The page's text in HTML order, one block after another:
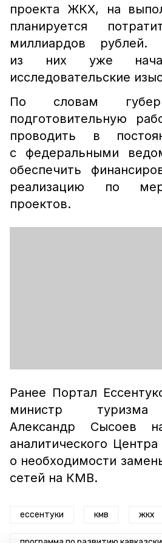
проекта ЖКХ, на
планируется
миллиардов
из них уже
исследовательские
По словам
подготовительную
проводить в
с федеральными
обеспечить
реализацию по
проектов.
Ранее Портал
министр туризма
Александр Сысоев
аналитического
о необходимости
сетей на КМВ.
ессентуки кмв жкх
программа по развитию